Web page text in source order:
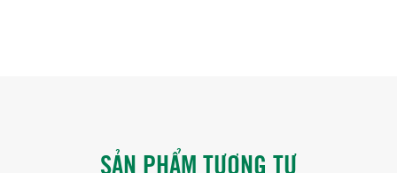
SẢN PHẨM TƯƠNG TỰ